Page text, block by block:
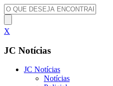
X
JC Notícias
JC Notícias
Notícias